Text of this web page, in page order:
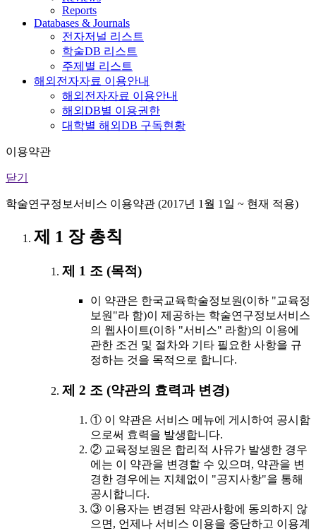
Reports
Databases & Journals
전자저널 리스트
학술DB 리스트
주제별 리스트
해외전자자료 이용안내
해외전자자료 이용안내
해외DB별 이용권한
대학별 해외DB 구독현황
이용약관
닫기
학술연구정보서비스 이용약관 (2017년 1월 1일 ~ 현재 적용)
제 1 장 총칙
제 1 조 (목적)
이 약관은 한국교육학술정보원(이하 "교육정
보원"라 함)이 제공하는 학술연구정보서비스
의 웹사이트(이하 "서비스" 라함)의 이용에
관한 조건 및 절차와 기타 필요한 사항을 규
정하는 것을 목적으로 합니다.
제 2 조 (약관의 효력과 변경)
① 이 약관은 서비스 메뉴에 게시하여 공시함
으로써 효력을 발생합니다.
② 교육정보원은 합리적 사유가 발생한 경우
에는 이 약관을 변경할 수 있으며, 약관을 변
경한 경우에는 지체없이 "공지사항"을 통해
공시합니다.
③ 이용자는 변경된 약관사항에 동의하지 않
으면, 언제나 서비스 이용을 중단하고 이용계